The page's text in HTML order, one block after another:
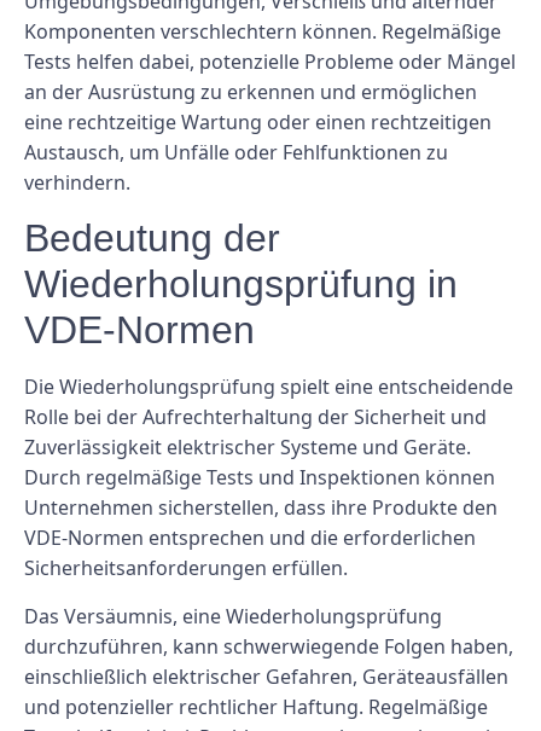
Komponenten verschlechtern können. Regelmäßige
Tests helfen dabei, potenzielle Probleme oder Mängel
an der Ausrüstung zu erkennen und ermöglichen
eine rechtzeitige Wartung oder einen rechtzeitigen
Austausch, um Unfälle oder Fehlfunktionen zu
verhindern.
Bedeutung der
Wiederholungsprüfung in
VDE-Normen
Die Wiederholungsprüfung spielt eine entscheidende
Rolle bei der Aufrechterhaltung der Sicherheit und
Zuverlässigkeit elektrischer Systeme und Geräte.
Durch regelmäßige Tests und Inspektionen können
Unternehmen sicherstellen, dass ihre Produkte den
VDE-Normen entsprechen und die erforderlichen
Sicherheitsanforderungen erfüllen.
Das Versäumnis, eine Wiederholungsprüfung
durchzuführen, kann schwerwiegende Folgen haben,
einschließlich elektrischer Gefahren, Geräteausfällen
und potenzieller rechtlicher Haftung. Regelmäßige